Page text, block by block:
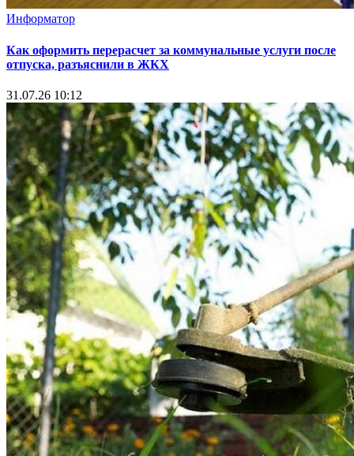
Информатор
Как оформить перерасчет за коммунальные услуги после
отпуска, разъяснили в ЖКХ
31.07.26 10:12